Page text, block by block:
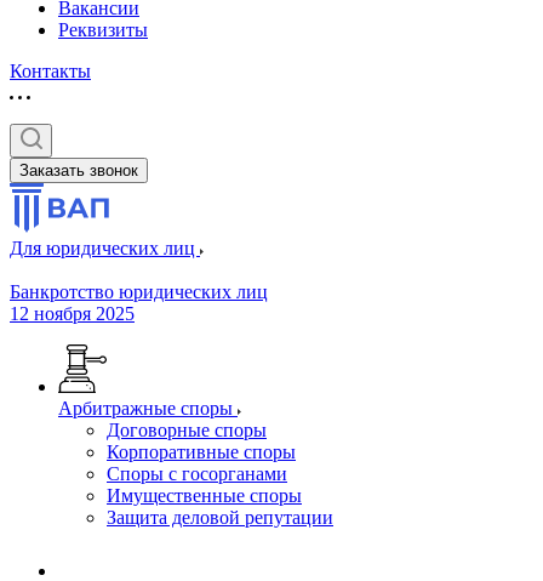
Вакансии
Реквизиты
Контакты
Заказать звонок
Для юридических лиц
Банкротство юридических лиц
12 ноября 2025
Арбитражные споры
Договорные споры
Корпоративные споры
Споры с госорганами
Имущественные споры
Защита деловой репутации